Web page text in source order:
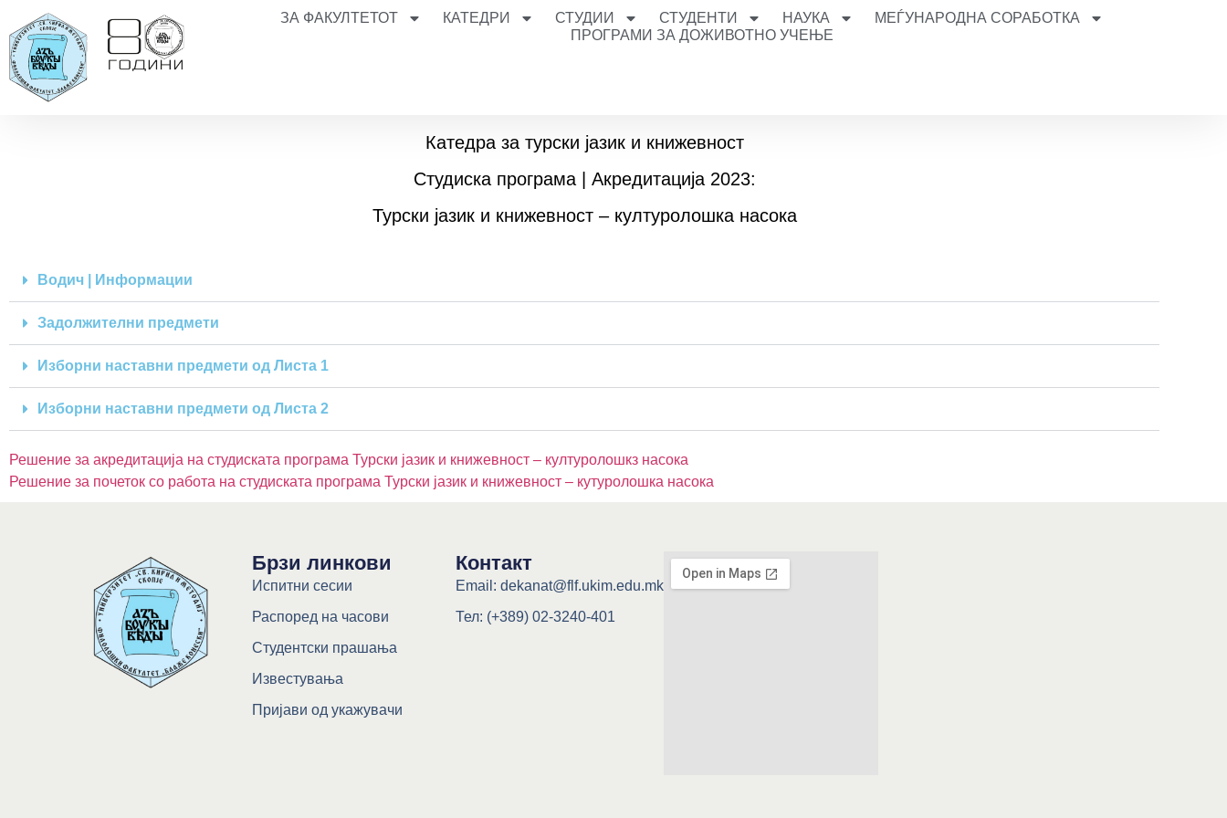
ЗА ФАКУЛТЕТОТ КАТЕДРИ СТУДИИ СТУДЕНТИ НАУКА
МЕЃУНАРОДНА СОРАБОТКА
ПРОГРАМИ ЗА ДОЖИВОТНО УЧЕЊЕ
Катедра за турски јазик и книжевност
Студиска програма | Акредитација 2023:
Турски јазик и книжевност – културолошка насока
Водич | Информации
Задолжителни предмети
Изборни наставни предмети од Листа 1
Изборни наставни предмети од Листа 2
Решение за акредитација на студиската програма Турски јазик и книжевност – културолошкз насока
Решение за почеток со работа на студиската програма Турски јазик и книжевност – кутуролошка насока
Брзи линкови
Испитни сесии
Распоред на часови
Студентски прашања
Известувања
Пријави од укажувачи
Контакт
Email: dekanat@flf.ukim.edu.mk
Тел: (+389) 02-3240-401